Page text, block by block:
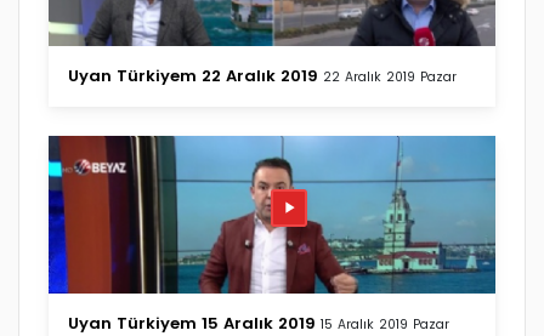
Uyan Türkiyem 22 Aralık 2019 22 Aralık 2019 Pazar
Uyan Türkiyem 15 Aralık 2019 15 Aralık 2019 Pazar